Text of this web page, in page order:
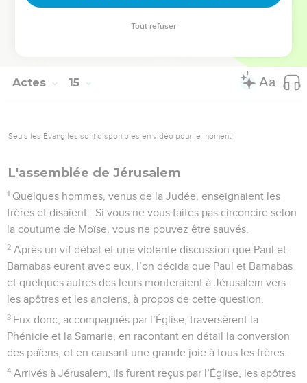
© Société biblique française – Bibli’O, 1978, avec autorisation. Pour vous procurer
Actes 15
Seuls les Évangiles sont disponibles en vidéo pour le moment.
L'assemblée de Jérusalem
1 Quelques hommes, venus de la Judée, enseignaient les
frères et disaient : Si vous ne vous faites pas circoncire selon
la coutume de Moïse, vous ne pouvez être sauvés.
2 Après un vif débat et une violente discussion que Paul et
Barnabas eurent avec eux, l’on décida que Paul et Barnabas
et quelques autres des leurs monteraient à Jérusalem vers
les apôtres et les anciens, à propos de cette question.
3 Eux donc, accompagnés par l’Église, traversèrent la
Phénicie et la Samarie, en racontant en détail la conversion
des païens, et en causant une grande joie à tous les frères.
4 Arrivés à Jérusalem, ils furent reçus par l’Église, les apôtres
Tout refuser